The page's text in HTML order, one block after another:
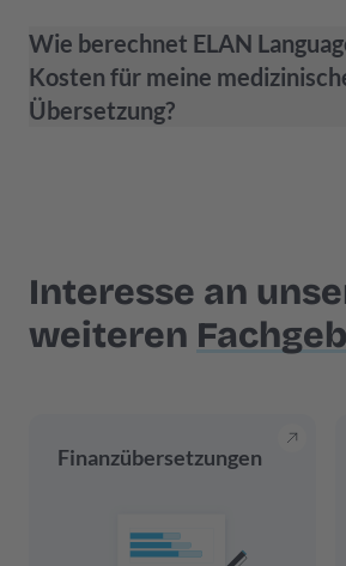
Wie berechnet ELAN
Kosten für meine
Übersetzung?
Interesse an
weiteren
Finanzübersetzungen